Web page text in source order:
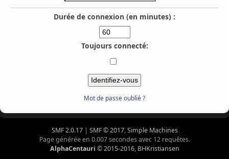
Durée de connexion (en minutes) :
Toujours connecté:
Mot de passe oublié ?
SMF 2.0.17| SMF © 2017,Simple Machines
Page générée en 0.007 secondes avec 12 requêtes.
AlphaCentauri © 2015-2016, BHKristiansen